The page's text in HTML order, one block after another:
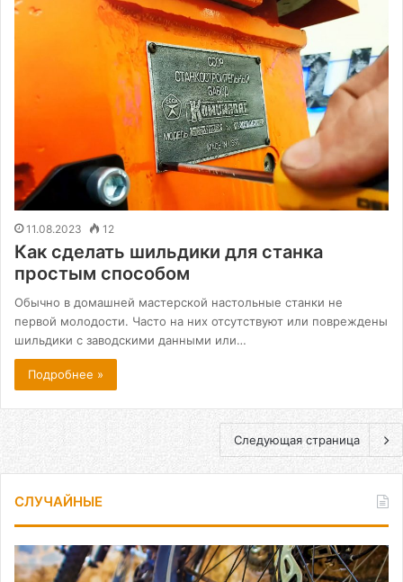
11.08.2023 12
Как сделать шильдики для станка
простым способом
Обычно в домашней мастерской настольные станки не
первой молодости. Часто на них отсутствуют или повреждены
шильдики с заводскими данными или…
Подробнее »
Следующая страница
СЛУЧАЙНЫЕ
Как
защитить